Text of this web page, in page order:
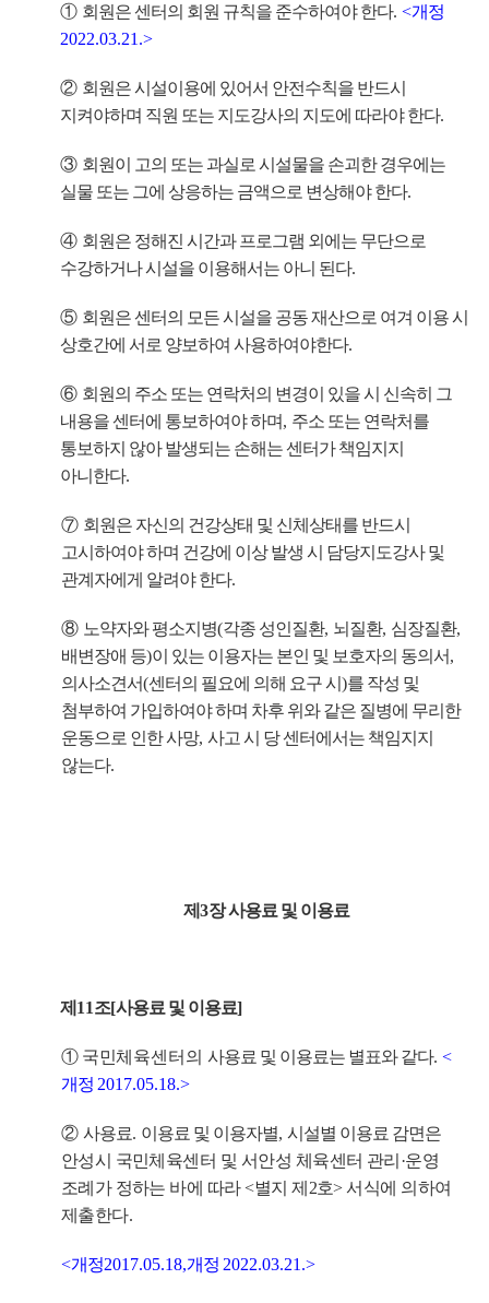
① 회원은 센터의 회원 규칙을 준수하여야 한다. <개정
2022.03.21.>
② 회원은 시설이용에 있어서 안전수칙을 반드시
지켜야하며 직원 또는 지도강사의 지도에 따라야 한다.
③ 회원이 고의 또는 과실로 시설물을 손괴한 경우에는
실물 또는 그에 상응하는 금액으로 변상해야 한다.
④ 회원은 정해진 시간과 프로그램 외에는 무단으로
수강하거나 시설을 이용해서는 아니 된다.
⑤ 회원은 센터의 모든 시설을 공동 재산으로 여겨 이용 시
상호간에 서로 양보하여 사용하여야한다.
⑥ 회원의 주소 또는 연락처의 변경이 있을 시 신속히 그
내용을 센터에 통보하여야 하며, 주소 또는 연락처를
통보하지 않아 발생되는 손해는 센터가 책임지지
아니한다.
⑦ 회원은 자신의 건강상태 및 신체상태를 반드시
고시하여야 하며 건강에 이상 발생 시 담당지도강사 및
관계자에게 알려야 한다.
⑧ 노약자와 평소지병(각종 성인질환, 뇌질환, 심장질환,
배변장애 등)이 있는 이용자는 본인 및 보호자의 동의서,
의사소견서(센터의 필요에 의해 요구 시 )를 작성 및
첨부하여 가입하여야 하며 차후 위와 같은 질병에 무리한
운동으로 인한 사망, 사고 시 당 센터에서는 책임지지
않는다.
제 3장 사용료 및 이용료
제 11조[사용료 및 이용료]
① 국민체육센터의 사용료 및 이용료는 별표와 같다. <
개정 2017.05.18.>
② 사용료. 이용료 및 이용자별, 시설별 이용료 감면은
안성시 국민체육센터 및 서안성 체육센터 관리 ·운영
조례가 정하는 바에 따라 <별지 제 2호>서식에 의하여
제출한다.
<개정2017.05.18,개정 2022.03.21.>